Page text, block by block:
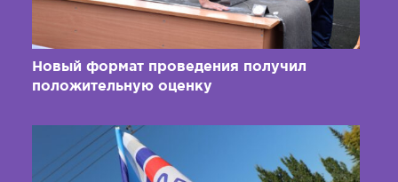
Новый формат проведения получил
положительную оценку